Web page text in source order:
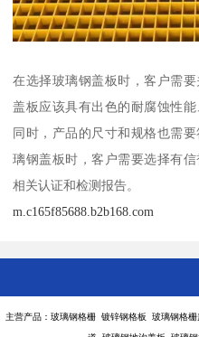
在选择玻璃钢盖板时，客户需
盖板应该具有出色的耐腐蚀性
同时，产品的尺寸和规格也需
璃钢盖板时，客户需要选择有
相关认证和检测报告。
m.c165f85688.b2b168.com
主营产品：玻璃钢格栅 镀锌钢格板 玻璃钢格